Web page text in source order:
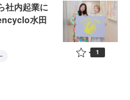
社内起業に
水田
1